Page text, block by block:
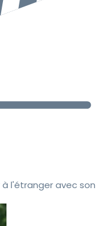
l'étranger avec son